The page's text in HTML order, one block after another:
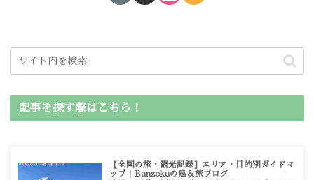
記事を探す際はこちら！
【全国の旅・観光記録】エリア・目的別ガイドマ
ップ｜Banzokuの鳥＆旅ブログ